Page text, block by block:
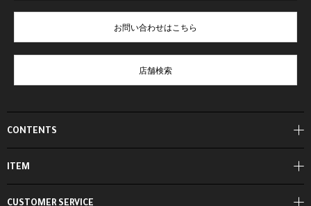
CONTENTS
ITEM
お問い合わせはこちら
店舗検索
CUSTOMER SERVICE